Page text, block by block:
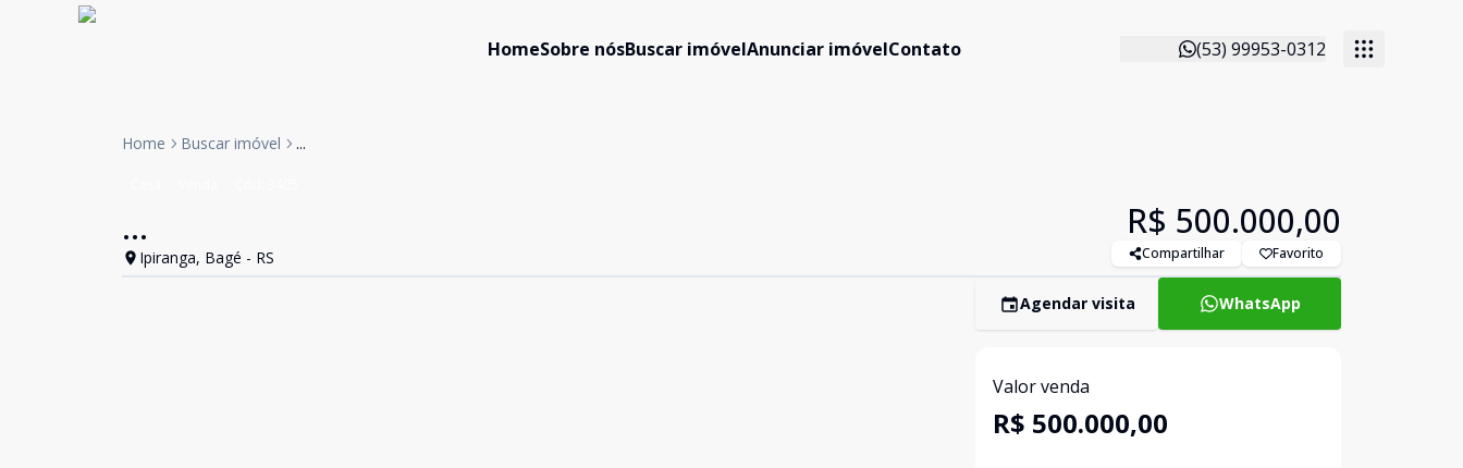
HomeSobre nósBuscar imóvelAnunciar imóvelContato (53) 99953-0312
Home Buscar imóvel ...
...
Ipiranga, Bagé - RS
R$ 500.000,00
Compartilhar Favorito
Agendar visita WhatsApp
Valor venda
R$ 500.000,00